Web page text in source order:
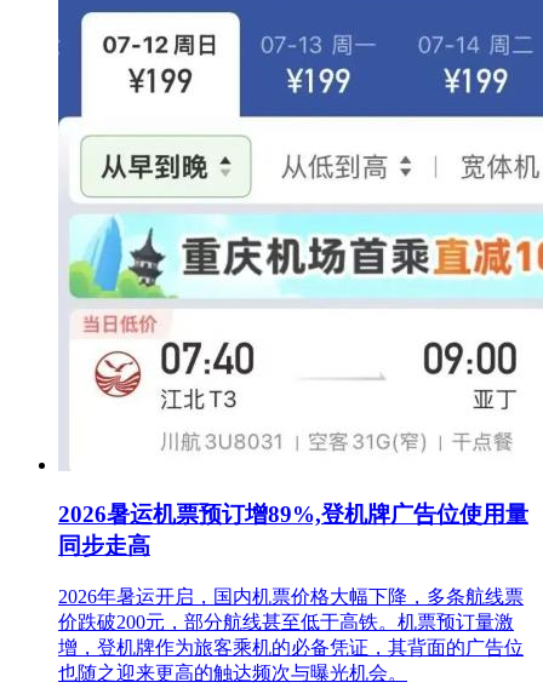
2026暑运机票预订增89%,登机牌广告位使用量
同步走高
2026年暑运开启，国内机票价格大幅下降，多条航线票
价跌破200元，部分航线甚至低于高铁。机票预订量激
增，登机牌作为旅客乘机的必备凭证，其背面的广告位
也随之迎来更高的触达频次与曝光机会。